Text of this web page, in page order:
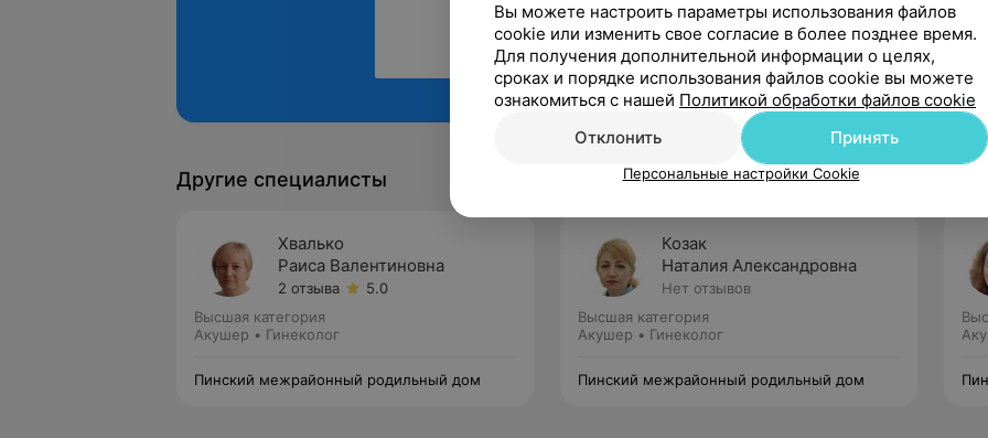
Рекомендую
Другие специалисты
Хвалько
Раиса Валентиновна
2 отзыва
5.0
Высшая категория
Акушер • Гинеколог
Пинский межрайонный родильный дом
Козак
Наталия Александровна
Нет отзывов
Высшая категория
Акушер • Гинеколог
Пинский межрайонный родильный дом
Вы можете настроить параметры использования файлов
cookie или изменить свое согласие в более позднее время.
Для получения дополнительной информации о целях,
сроках и порядке использования файлов cookie вы можете
ознакомиться с нашей Политикой обработки файлов cookie
Отклонить
Принять
Персональные настройки Cookie